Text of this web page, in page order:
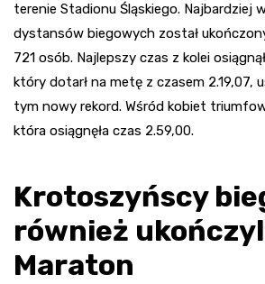
terenie Stadionu Śląskiego. Najbardziej
dystansów biegowych został
721 osób. Najlepszy czas z kolei
który dotarł na metę z czasem 2.19,07,
tym nowy rekord. Wśród kobiet
która osiągnęła czas 2.59,00.
Krotoszyńscy
również
Maraton